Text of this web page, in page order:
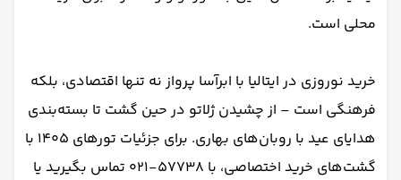
محلی است.
خرید نوروزی در ایتالیا با ابرآسا پرواز نه تنها اقتصادی، بلکه
فرهنگی است – از چشیدن ژلاتو در حین گشت تا بسته‌بندی
هدایای عید با روبان‌های بهاری. برای جزئیات تورهای ۱۴۰۵ با
گشت‌های خرید اختصاصی، با 57738-021 تماس بگیرید یا